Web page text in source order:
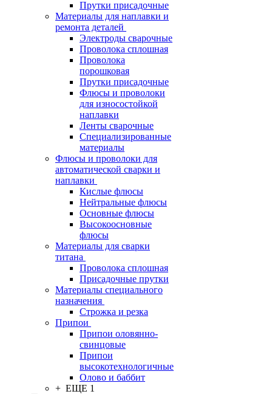
Прутки присадочные
Материалы для наплавки и
ремонта деталей
Электроды сварочные
Проволока сплошная
Проволока
порошковая
Прутки присадочные
Флюсы и проволоки
для износостойкой
наплавки
Ленты сварочные
Специализированные
материалы
Флюсы и проволоки для
автоматической сварки и
наплавки
Кислые флюсы
Нейтральные флюсы
Основные флюсы
Высокоосновные
флюсы
Материалы для сварки
титана
Проволока сплошная
Присадочные прутки
Материалы специального
назначения
Строжка и резка
Припои
Припои оловянно-
свинцовые
Припои
высокотехнологичные
Олово и баббит
+ ЕЩЕ 1